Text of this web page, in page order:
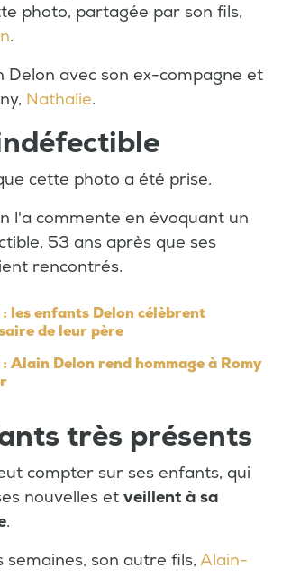
photo, partagée par son fils,
.
Delon avec son ex-compagne et
Nathalie.
cette photo a été prise.
l'a commente en évoquant un
53 ans après que ses
rencontrés.
les enfants Delon célèbrent
de leur père
Alain Delon rend hommage à Romy
très présents
compter sur ses enfants, qui
nouvelles et veillent à sa
.
semaines, son autre fils, Alain-